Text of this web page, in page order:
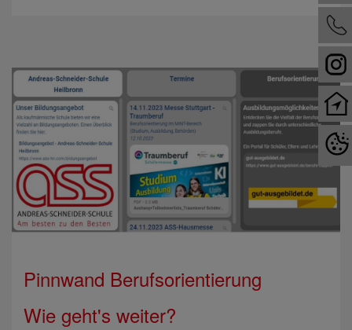
Pinnwand Berufsorientierung
Wie geht's weiter?